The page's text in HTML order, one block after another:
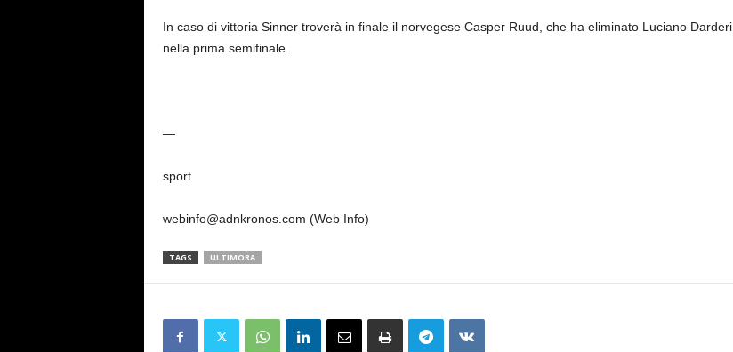
In caso di vittoria Sinner troverà in finale il norvegese Casper Ruud, che ha eliminato Luciano Darderi
nella prima semifinale.
—
sport
webinfo@adnkronos.com (Web Info)
TAGS ULTIMORA